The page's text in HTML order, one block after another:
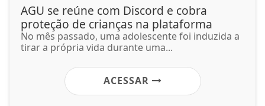
AGU se reúne com Discord e cobra
proteção de crianças na plataforma
No mês passado, uma adolescente foi induzida a
tirar a própria vida durante uma...
ACESSAR